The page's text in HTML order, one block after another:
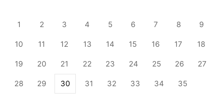
1 2 3 4 5 6 7 8 9
10 11 12 13 14 15 16 17 18
19 20 21 22 23 24 25 26 27
28 29 30 31 32 33 34 35